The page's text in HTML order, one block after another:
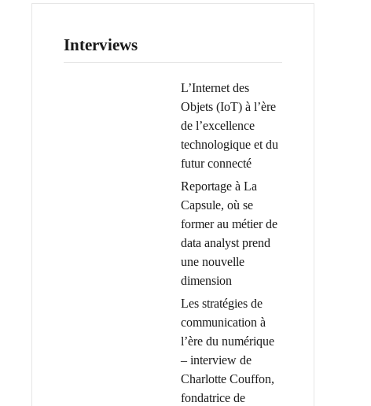
Interviews
L’Internet des
Objets (IoT) à l’ère
de l’excellence
technologique et du
futur connecté
Reportage à La
Capsule, où se
former au métier de
data analyst prend
une nouvelle
dimension
Les stratégies de
communication à
l’ère du numérique
– interview de
Charlotte Couffon,
fondatrice de